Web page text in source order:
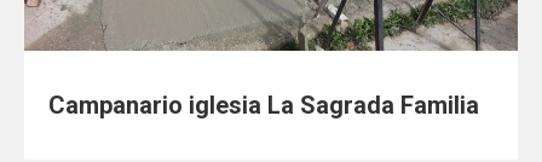
Campanario iglesia La Sagrada Familia